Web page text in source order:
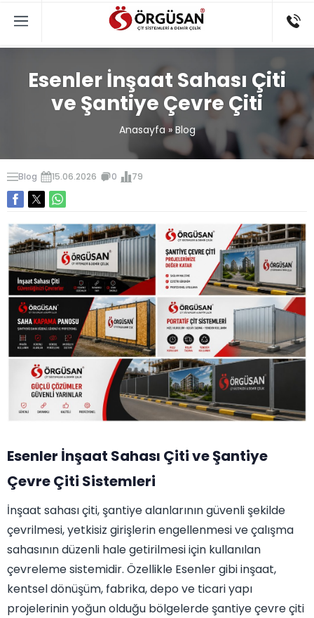
Esenler İnşaat Sahası Çiti
ve Şantiye Çevre Çiti
Anasayfa» Blog
Blog 15.06.2026 0 79
Esenler İnşaat Sahası Çiti ve Şantiye
Çevre Çiti Sistemleri
İnşaat sahası çiti, şantiye alanlarının güvenli şekilde
çevrilmesi, yetkisiz girişlerin engellenmesi ve çalışma
sahasının düzenli hale getirilmesi için kullanılan
çevreleme sistemidir. Özellikle Esenler gibi inşaat,
kentsel dönüşüm, fabrika, depo ve ticari yapı
projelerinin yoğun olduğu bölgelerde şantiye çevre çiti